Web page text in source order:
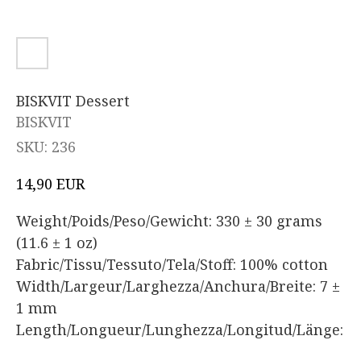
BISKVIT Dessert
BISKVIT
SKU: 236
14,90 EUR
Weight/Poids/Peso/Gewicht: 330 ± 30 grams
(11.6 ± 1 oz)
Fabric/Tissu/Tessuto/Tela/Stoff: 100% cotton
Width/Largeur/Larghezza/Anchura/Breite: 7 ±
1 mm
Length/Longueur/Lunghezza/Longitud/Länge: